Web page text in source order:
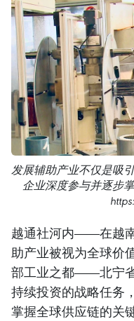
发展辅助产业不仅是吸
企业深度参与并逐步
越通社河内——在越
助产业被视为全球价
部工业之都——北宁
持续投资的战略任务
掌握全球供应链的关